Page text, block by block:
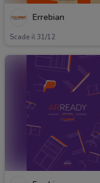
Errebian
Scade il 31/12